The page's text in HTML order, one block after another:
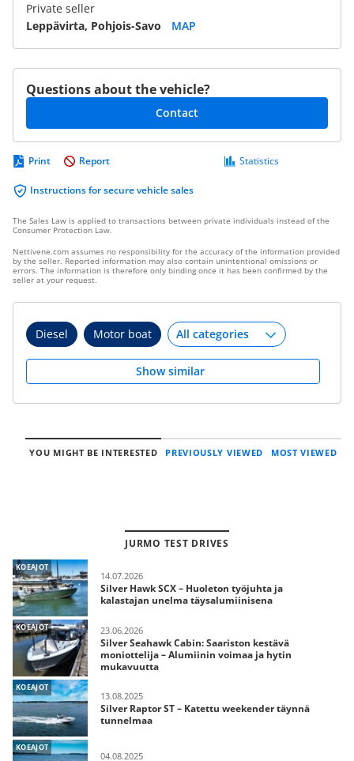
Private seller
Leppävirta, Pohjois-Savo
MAP
Questions about the vehicle?
Contact
Print
Instructions for secure vehicle sales
Statistics
Report
The Sales Law is applied to transactions between private individuals instead of the
Consumer Protection Law.
Nettivene.com assumes no responsibility for the accuracy of the information provided
by the seller. Reported information may also contain unintentional omissions or
errors. The information is therefore only binding once it has been confirmed by the
seller at your request.
Diesel Motor boat
Show similar
YOU MIGHT BE INTERESTED PREVIOUSLY VIEWED MOST VIEWED
JURMO TEST DRIVES
KOEAJOT
14.07.2026
Silver Hawk SCX – Huoleton työjuhta ja
kalastajan unelma täysalumiinisena
KOEAJOT 23.06.2026
Silver Seahawk Cabin: Saariston kestävä
moniottelija – Alumiinin voimaa ja hytin
mukavuutta
KOEAJOT
13.08.2025
Silver Raptor ST – Katettu weekender täynnä
tunnelmaa
KOEAJOT
04.08.2025